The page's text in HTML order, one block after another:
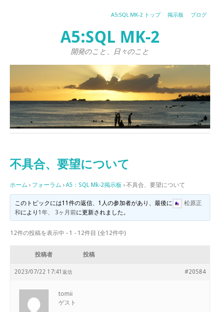
A5:SQL MK-2 トップ 掲示板 ブログ
A5:SQL MK-2
開発のこと、日々のこと
不具合、要望について
ホーム › フォーラム › A5：SQL Mk-2掲示板 › 不具合、要望について
このトピックには11件の返信、1人の参加者があり、最後に
松原正
和により 1年、 3ヶ月前に更新されました。
12件の投稿を表示中 - 1 - 12件目 (全12件中)
投稿者 投稿
2023/07/22 17:41 #20584
返信
tomii
ゲスト